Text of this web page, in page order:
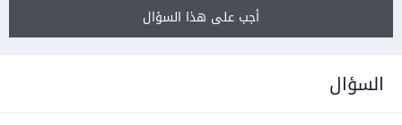
أجب على هذا السؤال
السؤال